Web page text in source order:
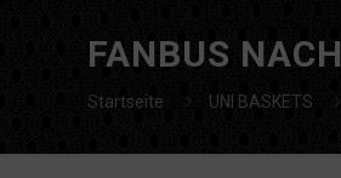
FANBUS
Startseite UNI BASKETS